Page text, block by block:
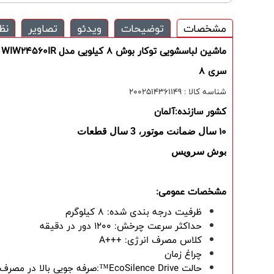
مشخصات توضیحات ویدئو تصاویر
ماشین لباسشوییتوکار بوش8 کیلویی مدل WIW24560IR
سری 8
شناسه کالا : 2002514361149
کشور سازنده:آلمان
10 سال ضمانت موتور، 3 سال قطعات
بوش سرویس
مشخصات عمومی:
ظرفیت درجه بندی شده: 8 کیلوگرم
حداکثر سرعت چرخش: 1200 دور در دقیقه
کلاس مصرف انرژی: A+++
چراغ زمان
حالت EcoSilence Drive™:صرفه جویی بالا در مصرف انرژی، کم صدا با 10 سال ضمانت.